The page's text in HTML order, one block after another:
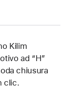
Kilim
ad “H”
chiusura
clic.